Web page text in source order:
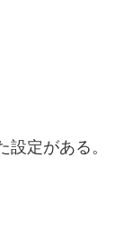
定がある。